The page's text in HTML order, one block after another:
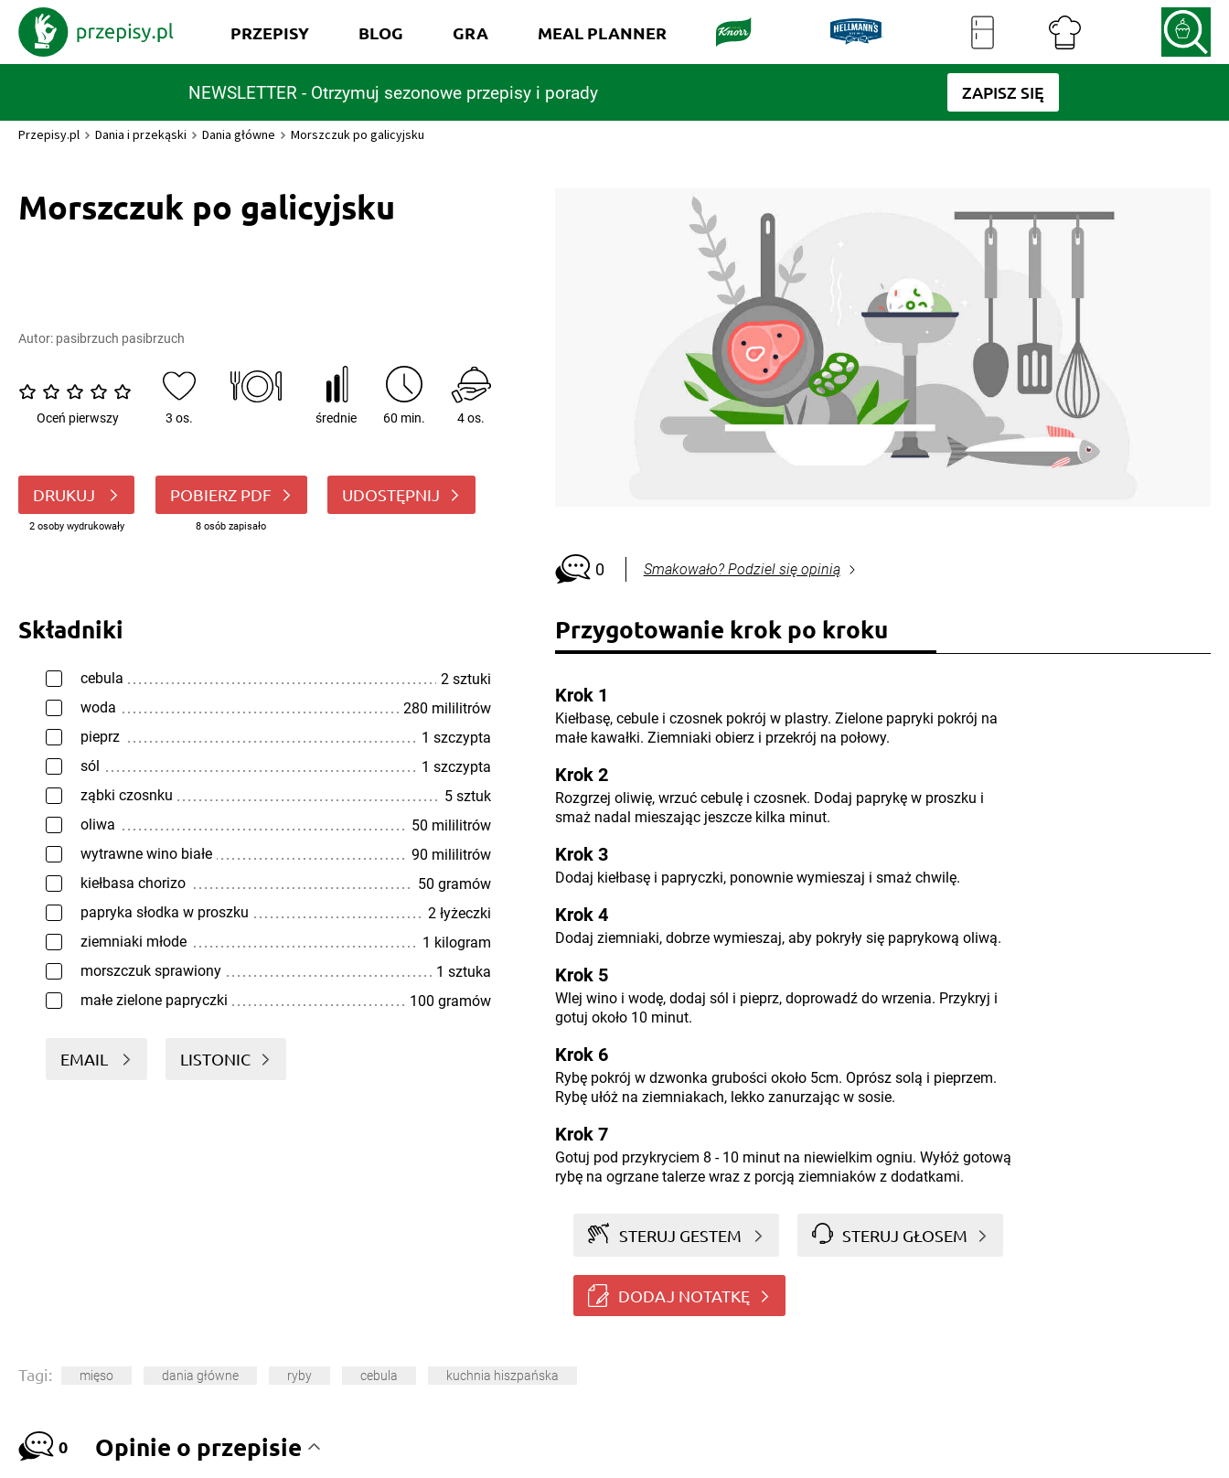
NEWSLETTER - Otrzymuj sezonowe przepisy i porady ZAPISZ SIĘ
PRZEPISY BLOG GRA MEAL PLANNER
Przepisy.pl Dania i przekąski Dania główne Morszczuk po galicyjsku
Morszczuk po galicyjsku
Autor: pasibrzuch pasibrzuch
Oceń pierwszy 3 os. średnie 60 min. 4 os.
DRUKUJ
2 osoby wydrukowały
POBIERZ PDF
8 osób zapisało
UDOSTĘPNIJ
0 Smakowało? Podziel się opinią
Składniki
cebula
2 sztuki
woda
280 mililitrów
pieprz
1 szczypta
sól
1 szczypta
ząbki czosnku
5 sztuk
oliwa
50 mililitrów
wytrawne wino białe
90 mililitrów
kiełbasa chorizo
50 gramów
papryka słodka w proszku
2 łyżeczki
ziemniaki młode
1 kilogram
morszczuk sprawiony
1 sztuka
małe zielone papryczki
100 gramów
EMAIL LISTONIC
Przygotowanie krok po kroku
Krok 1
Kiełbasę, cebule i czosnek pokrój w plastry. Zielone papryki pokrój na
małe kawałki. Ziemniaki obierz i przekrój na połowy.
Krok 2
Rozgrzej oliwię, wrzuć cebulę i czosnek. Dodaj paprykę w proszku i
smaż nadal mieszając jeszcze kilka minut.
Krok 3
Dodaj kiełbasę i papryczki, ponownie wymieszaj i smaż chwilę.
Krok 4
Dodaj ziemniaki, dobrze wymieszaj, aby pokryły się paprykową oliwą.
Krok 5
Wlej wino i wodę, dodaj sól i pieprz, doprowadź do wrzenia. Przykryj i
gotuj około 10 minut.
Krok 6
Rybę pokrój w dzwonka grubości około 5cm. Oprósz solą i pieprzem.
Rybę ułóż na ziemniakach, lekko zanurzając w sosie.
Krok 7
Gotuj pod przykryciem 8 - 10 minut na niewielkim ogniu. Wyłóż gotową
rybę na ogrzane talerze wraz z porcją ziemniaków z dodatkami.
STERUJ GESTEM STERUJ GŁOSEM
DODAJ NOTATKĘ
Tagi: mięso dania główne ryby cebula kuchnia hiszpańska
0 Opinie o przepisie